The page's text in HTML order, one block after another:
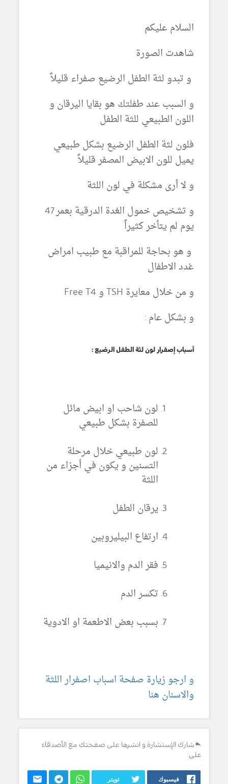
السلام عليكم
شاهدت الصورة
و تبدو لثة الطفل الرضيع صفراء قليلاً
و السبب عند طفلتك هو بقايا اليرقان و
اللون الطبيعي للثة الطفل
فلون لثة الطفل الرضيع بشكل طبيعي
يميل للون الابيض المصفر قليلاً
و لا أرى مشكلة في لون اللثة
و تشخيص خمول الغدة الدرقية بعمر 47
يوم لم يتأخر كثيراً
و هو بحاجة للمراقبة مع طبيب امراض
غدد الاطفال
و من خلال معايرة TSH و Free T4
و بشكل عام :
أسباب إصفرار لون لثة الطفل الرضيع :
لون شاحب او ابيض مائل
للصفرة بشكل طبيعي
لون طبيعي خلال مرحلة
التسنين و يكون في أجزاء من
اللثة
يرقان الطفل
ارتفاع البيليروبين
فقر الدم والانيميا
تكسر الدم
بسبب بعض الاطعمة او الادوية
و ارجو زيارة صفحة اسباب اصفرار اللثة
والاسنان هنا
شارك الإستشارة و انشرها على صفحتك مع الأصدقاء
على:
فيسبوك تويتر